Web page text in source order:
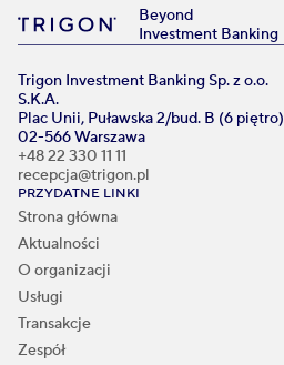
Beyond
Investment Banking
Trigon Investment Banking Sp. z o.o.
S.K.A.
Plac Unii, Puławska 2/bud. B (6 piętro)
02-566 Warszawa
+48 22 330 11 11
recepcja@trigon.pl
PRZYDATNE LINKI
Strona główna
Aktualności
O organizacji
Usługi
Transakcje
Zespół